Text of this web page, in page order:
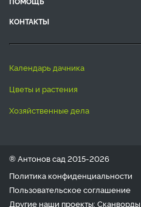
КОНТАКТЫ
календарь дачника
цветы и растения
хозяйственные дела
® Антонов сад 2015-2026
Политика конфиденциальности
Пользовательское соглашение
Другие наши проекты: Сканворды